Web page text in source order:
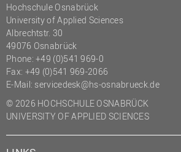
Präsidialbüro
Professional School
Projekte des Präsidiums
Projektmanagement Office
(PMO)
Prozessmanagement
Recht
Hochschule Osnabrück
University of Applied Sciences
Albrechtstr. 30
49076 Osnabrück
Phone: +49 (0)541 969-0
Fax: +49 (0)541 969-2066
E-Mail: servicedesk@hs-osnabrueck.de
© 2026 HOCHSCHULE OSNABRÜCK
UNIVERSITY OF APPLIED SCIENCES